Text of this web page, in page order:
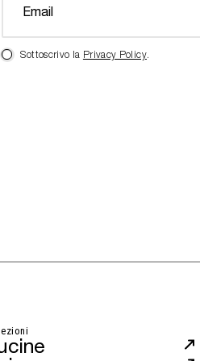
Sottoscrivo la Privacy Policy.